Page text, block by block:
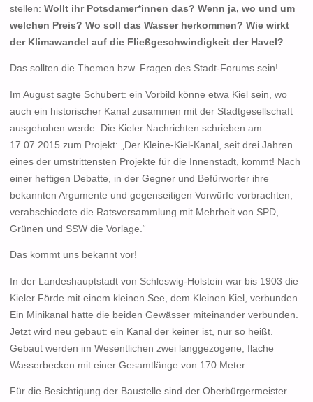
stellen: Wollt ihr Potsdamer*innen das? Wenn ja, wo und um
welchen Preis? Wo soll das Wasser herkommen? Wie wirkt
der Klimawandel auf die Fließgeschwindigkeit der Havel?
Das sollten die Themen bzw. Fragen des Stadt-Forums sein!
Im August sagte Schubert: ein Vorbild könne etwa Kiel sein, wo
auch ein historischer Kanal zusammen mit der Stadtgesellschaft
ausgehoben werde. Die Kieler Nachrichten schrieben am
17.07.2015 zum Projekt: „Der Kleine-Kiel-Kanal, seit drei Jahren
eines der umstrittensten Projekte für die Innenstadt, kommt! Nach
einer heftigen Debatte, in der Gegner und Befürworter ihre
bekannten Argumente und gegenseitigen Vorwürfe vorbrachten,
verabschiedete die Ratsversammlung mit Mehrheit von SPD,
Grünen und SSW die Vorlage.“
Das kommt uns bekannt vor!
In der Landeshauptstadt von Schleswig-Holstein war bis 1903 die
Kieler Förde mit einem kleinen See, dem Kleinen Kiel, verbunden.
Ein Minikanal hatte die beiden Gewässer miteinander verbunden.
Jetzt wird neu gebaut: ein Kanal der keiner ist, nur so heißt.
Gebaut werden im Wesentlichen zwei langgezogene, flache
Wasserbecken mit einer Gesamtlänge von 170 Meter.
Für die Besichtigung der Baustelle sind der Oberbürgermeister